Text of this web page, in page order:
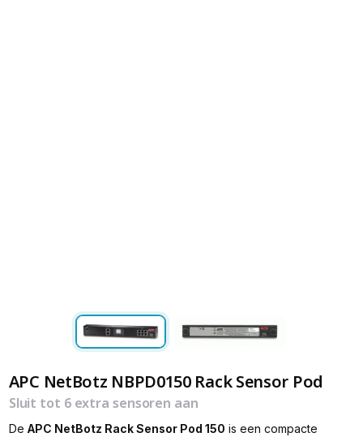
APC NetBotz NBPD0150 Rack Sensor Pod
Sluit tot 6 extra sensoren aan
De APC NetBotz Rack Sensor Pod 150 is een compacte